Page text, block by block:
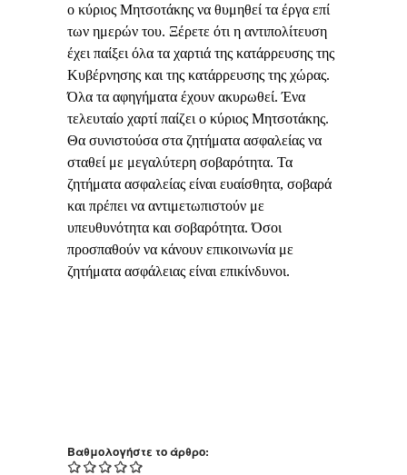
ο κύριος Μητσοτάκης να θυμηθεί τα έργα επί
των ημερών του. Ξέρετε ότι η αντιπολίτευση
έχει παίξει όλα τα χαρτιά της κατάρρευσης της
Κυβέρνησης και της κατάρρευσης της χώρας.
Όλα τα αφηγήματα έχουν ακυρωθεί. Ένα
τελευταίο χαρτί παίζει ο κύριος Μητσοτάκης.
Θα συνιστούσα στα ζητήματα ασφαλείας να
σταθεί με μεγαλύτερη σοβαρότητα. Τα
ζητήματα ασφαλείας είναι ευαίσθητα, σοβαρά
και πρέπει να αντιμετωπιστούν με
υπευθυνότητα και σοβαρότητα. Όσοι
προσπαθούν να κάνουν επικοινωνία με
ζητήματα ασφάλειας είναι επικίνδυνοι.
Βαθμολογήστε το άρθρο: